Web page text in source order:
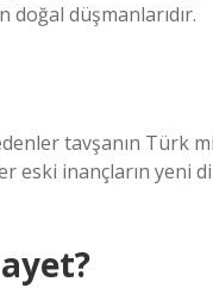
düşmanlarıdır.
tavşanın Türk
eski inançların yeni